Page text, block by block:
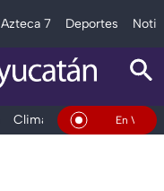
Azteca 7 Deportes
Clima Deportes En Vivo